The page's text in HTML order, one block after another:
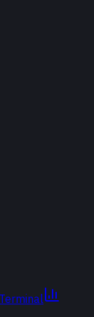
Terminal